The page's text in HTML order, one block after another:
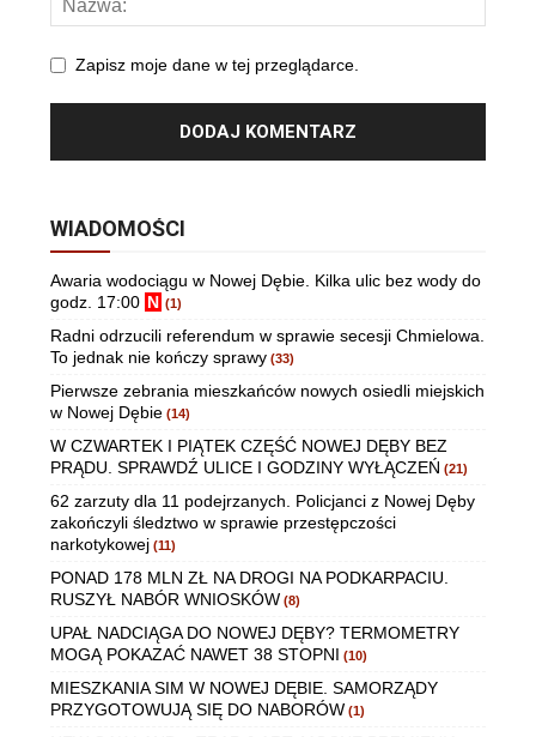
Zapisz moje dane w tej przeglądarce.
WIADOMOŚCI
Awaria wodociągu w Nowej Dębie. Kilka ulic bez wody do
godz. 17:00 N (1)
Radni odrzucili referendum w sprawie secesji Chmielowa.
To jednak nie kończy sprawy (33)
Pierwsze zebrania mieszkańców nowych osiedli miejskich
w Nowej Dębie (14)
W CZWARTEK I PIĄTEK CZĘŚĆ NOWEJ DĘBY BEZ
PRĄDU. SPRAWDŹ ULICE I GODZINY WYŁĄCZEŃ (21)
62 zarzuty dla 11 podejrzanych. Policjanci z Nowej Dęby
zakończyli śledztwo w sprawie przestępczości
narkotykowej (11)
PONAD 178 MLN ZŁ NA DROGI NA PODKARPACIU.
RUSZYŁ NABÓR WNIOSKÓW (8)
UPAŁ NADCIĄGA DO NOWEJ DĘBY? TERMOMETRY
MOGĄ POKAZAĆ NAWET 38 STOPNI (10)
MIESZKANIA SIM W NOWEJ DĘBIE. SAMORZĄDY
PRZYGOTOWUJĄ SIĘ DO NABORÓW (1)